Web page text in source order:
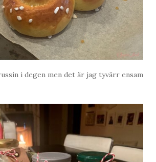
i degen men det är jag tyvärr ensam